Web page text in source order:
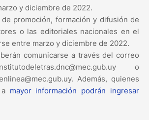
y diciembre de 2022.
de promoción, formación y difusión de
o las editoriales nacionales en el
entre marzo y diciembre de 2022.
comunicarse a través del correo
o
Además, quienes
mayor información podrán ingresar